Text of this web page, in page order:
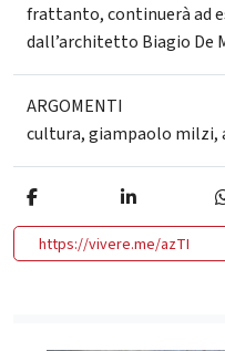
frattanto, continuerà ad
dall’architetto Biagio De
ARGOMENTI
cultura,giampaolo milzi,
https://vivere.me/azTI